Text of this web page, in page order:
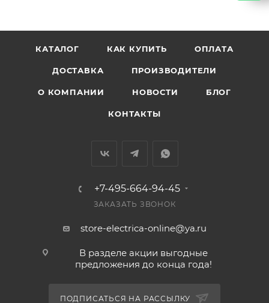
КАТАЛОГ КАК КУПИТЬ ОПЛАТА
ДОСТАВКА ПРОИЗВОДИТЕЛИ
О КОМПАНИИ НОВОСТИ БЛОГ
КОНТАКТЫ
+7-495-664-94-45
ЗАКАЗАТЬ ЗВОНОК
store-electrica-online@ya.ru
В разделе акции выгодные
предложения до конца года!
ПОДПИСАТЬСЯ НА РАССЫЛКУ